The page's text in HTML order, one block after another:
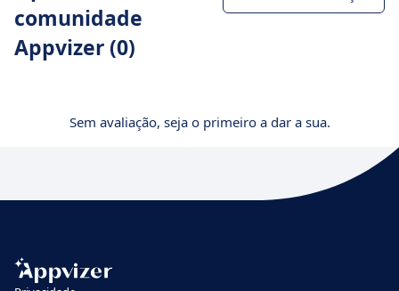
comunidade
Appvizer (0)
Sem avaliação, seja o primeiro a dar a sua.